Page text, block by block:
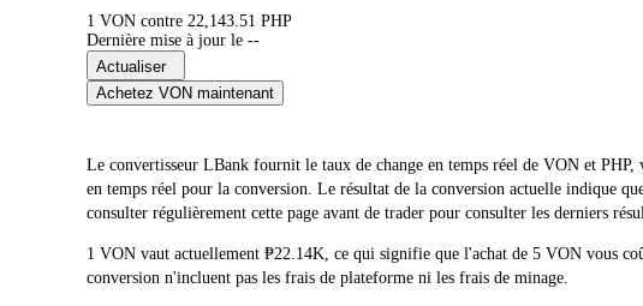
1 VON contre 22,143.51 PHP
Dernière mise à jour le --
Actualiser
Achetez VON maintenant
Le convertisseur LBank fournit le taux de change en temps réel de VON et
en temps réel pour la conversion. Le résultat de la conversion actuelle indique
consulter régulièrement cette page avant de trader pour consulter les derniers
1 VON vaut actuellement ₱22.14K, ce qui signifie que l'achat de 5 VON vous
conversion n'incluent pas les frais de plateforme ni les frais de minage.